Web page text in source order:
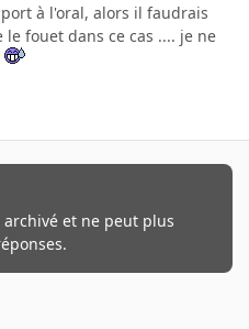
à l'oral, alors il faudrais
fouet dans ce cas .... je ne
et ne peut plus